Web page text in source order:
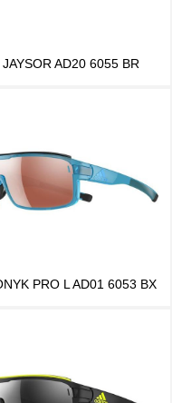
JAYSOR AD20 6055 BR
PRO L AD01 6053 BX